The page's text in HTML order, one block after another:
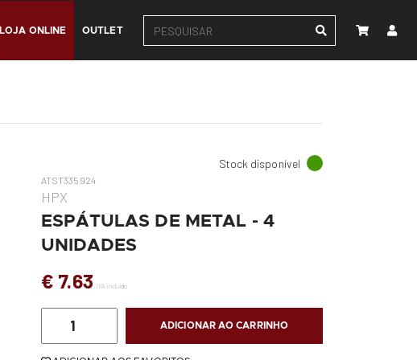
LOJA ONLINE OUTLET
Stock disponível
ATST335924
HPX
ESPÁTULAS DE METAL - 4
UNIDADES
€ 7.63 IVA incluído
ADICIONAR AO CARRINHO